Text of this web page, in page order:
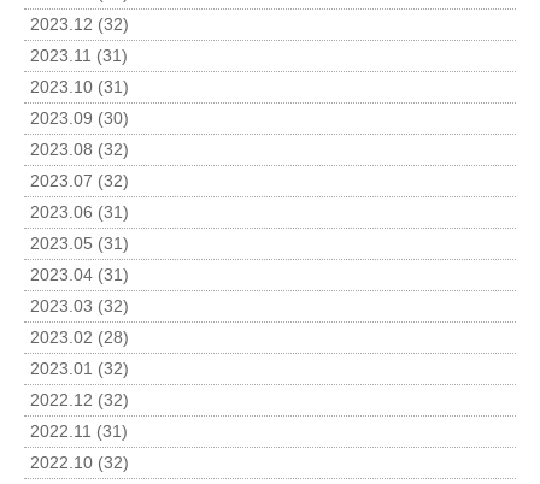
2023.12 (32)
2023.11 (31)
2023.10 (31)
2023.09 (30)
2023.08 (32)
2023.07 (32)
2023.06 (31)
2023.05 (31)
2023.04 (31)
2023.03 (32)
2023.02 (28)
2023.01 (32)
2022.12 (32)
2022.11 (31)
2022.10 (32)